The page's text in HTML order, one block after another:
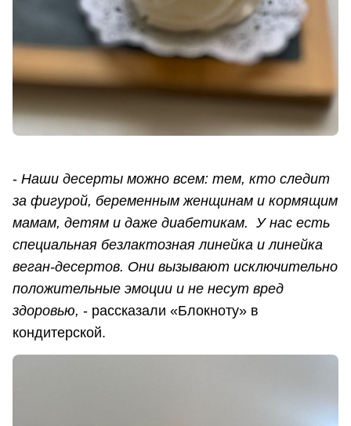
- Наши десерты можно всем: тем, кто следит
за фигурой, беременным женщинам и кормящим
мамам, детям и даже диабетикам. У нас есть
специальная безлактозная линейка и линейка
веган-десертов. Они вызывают исключительно
положительные эмоции и не несут вред
здоровью, - рассказали «Блокноту» в
кондитерской.